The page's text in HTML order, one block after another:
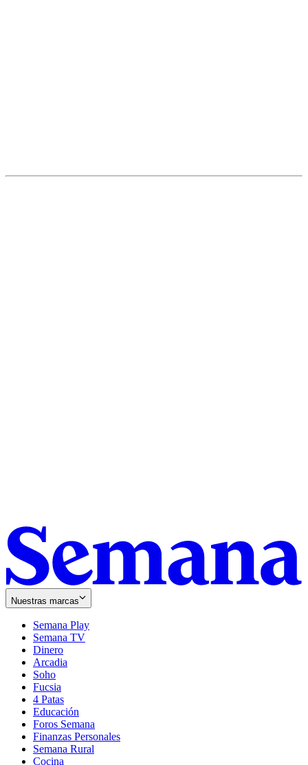
Nuestras marcas
Semana Play
Semana TV
Dinero
Arcadia
Soho
in
new
window
Fucsia
in
new
window
4 Patas
Educación
Foros Semana
Finanzas Personales
Semana Rural
Cocina